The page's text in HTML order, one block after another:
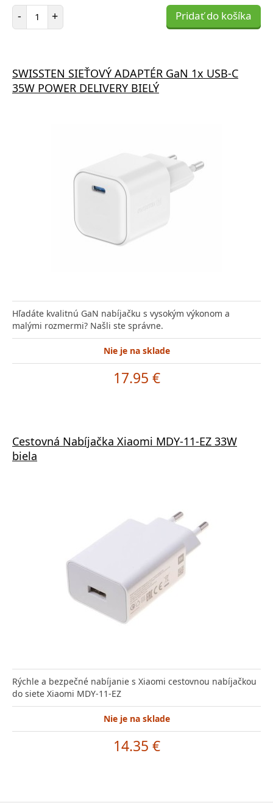
- Počet položiek
+ Pridať do košíka
SWISSTEN SIEŤOVÝ ADAPTÉR GaN 1x USB-C
35W POWER DELIVERY BIELÝ
Hľadáte kvalitnú GaN nabíjačku s vysokým výkonom a
malými rozmermi? Našli ste správne.
Nie je na sklade
17.95 €
Cestovná Nabíjačka Xiaomi MDY-11-EZ 33W
biela
Rýchle a bezpečné nabíjanie s Xiaomi cestovnou nabíjačkou
do siete Xiaomi MDY-11-EZ
Nie je na sklade
14.35 €